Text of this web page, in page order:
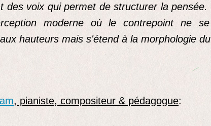
des voix qui permet de structurer la pensée.
moderne où le contrepoint ne
hauteurs mais s'étend à la morphologie
, pianiste, compositeur & pédagogue: